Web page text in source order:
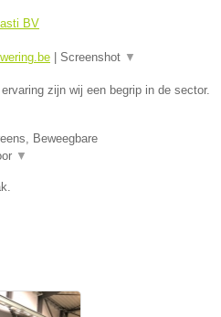
BV
Screenshot ▼
zijn wij een begrip in de sector.
Beweegbare
▼